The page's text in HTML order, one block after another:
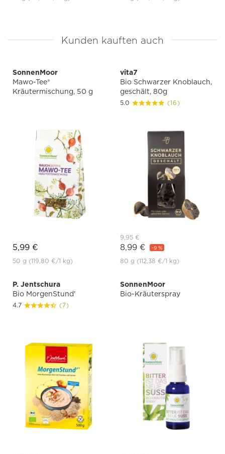
Kunden kauften auch
SonnenMoor
Mawo-Tee®
Kräutermischung, 50 g
5,99 €
50 g (119,80 €/1 kg)
vita7
Bio Schwarzer Knoblauch,
geschält, 80g
5.0 (16)
9,95 €
8,99 € -9 %
80 g (112,38 €/1 kg)
P. Jentschura
Bio MorgenStund'
4.7 (7)
SonnenMoor
Bio-Kräuterspray